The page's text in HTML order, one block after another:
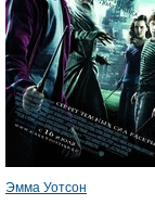
Эмма Уотсон